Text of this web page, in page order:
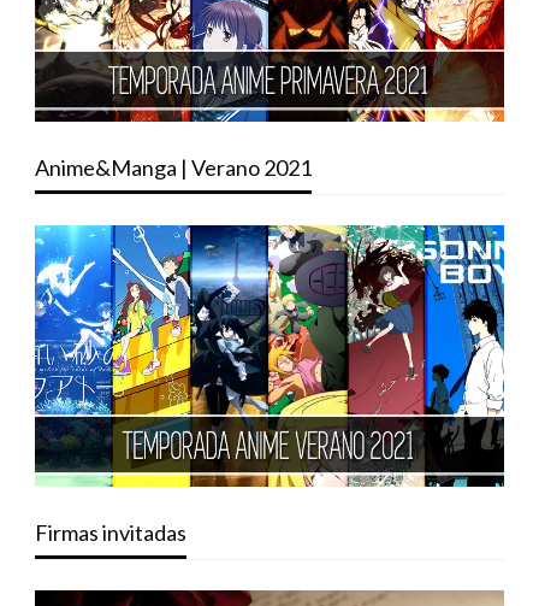
Anime&Manga | Verano 2021
Firmas invitadas